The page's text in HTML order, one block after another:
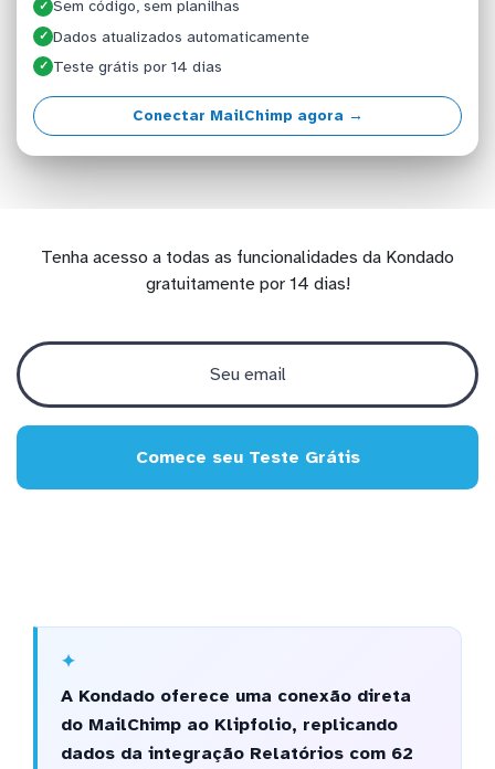
✓ Sem código, sem planilhas
✓ Dados atualizados automaticamente
✓ Teste grátis por 14 dias
Conectar MailChimp agora →
Tenha acesso a todas as funcionalidades da Kondado
gratuitamente por 14 dias!
Comece seu Teste Grátis
A Kondado oferece uma conexão direta
do MailChimp ao Klipfolio, replicando
dados da integração Relatórios com 62